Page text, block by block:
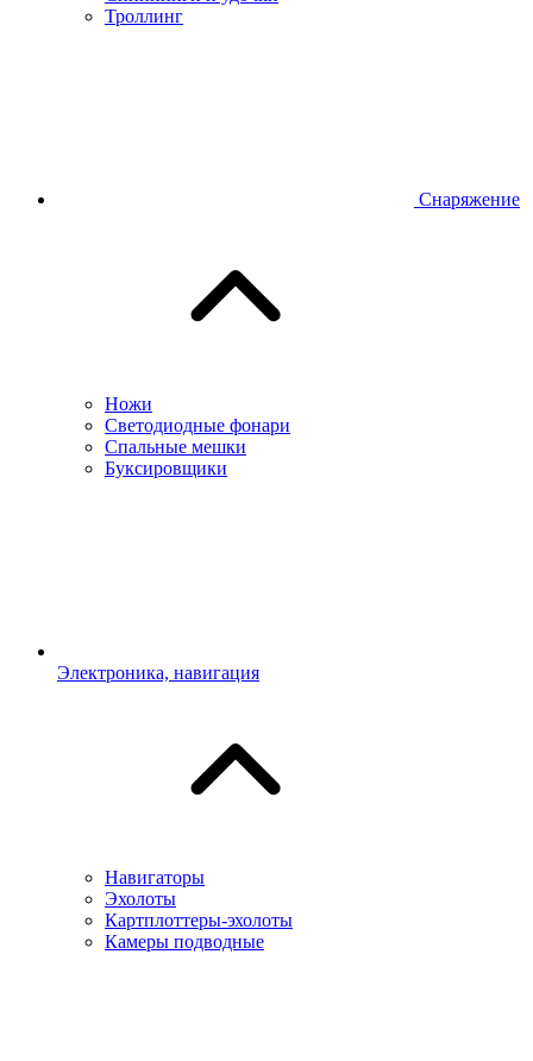
Троллинг
Снаряжение
Ножи
Светодиодные фонари
Спальные мешки
Буксировщики
Электроника, навигация
Навигаторы
Эхолоты
Картплоттеры-эхолоты
Камеры подводные